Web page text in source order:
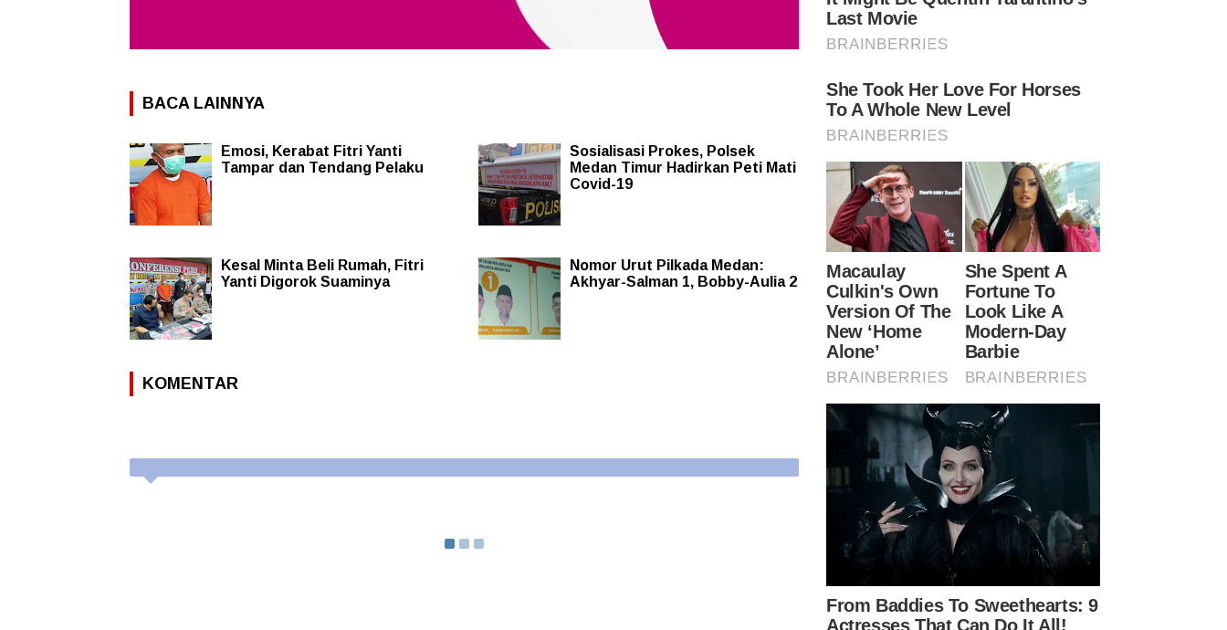
BACA LAINNYA
Emosi, Kerabat Fitri Yanti
Tampar dan Tendang Pelaku
Sosialisasi Prokes, Polsek
Medan Timur Hadirkan Peti Mati
Covid-19
Kesal Minta Beli Rumah, Fitri
Yanti Digorok Suaminya
Nomor Urut Pilkada Medan:
Akhyar-Salman 1, Bobby-Aulia 2
KOMENTAR